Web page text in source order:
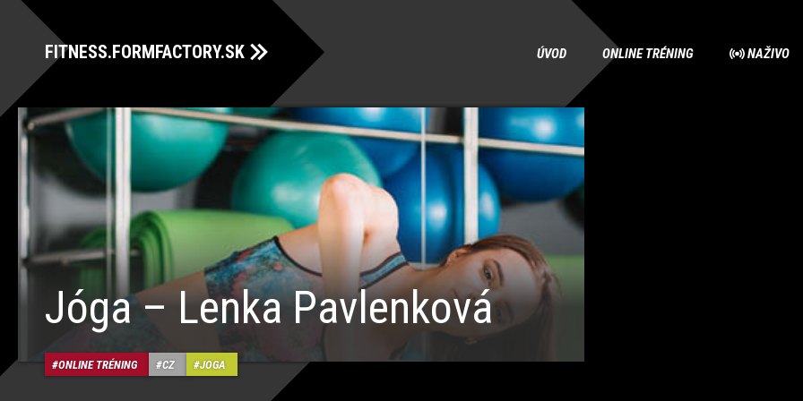
FITNESS.FORMFACTORY.SK ÚVOD ONLINE TRÉNING NAŽIVO
Jóga – Lenka Pavlenková
ONLINE TRÉNING CZ JOGA